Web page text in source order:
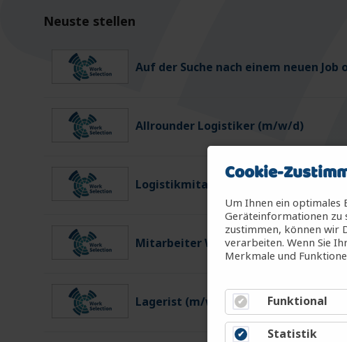
Neuste stellen
Auf der Suche nach einem neuen
Allrounder Logistiker (m/w/d)
Logistikmitarbeiter (m/w/d)
Mitarbeiter Warenein-/ausgang (m/
Lagerist (m/w/d)
Cookie-
Um Ihnen ein optimales
Geräteinformationen zu
zustimmen, können wir
verarbeiten. Wenn Sie
Merkmale und
Funktional
Statistik